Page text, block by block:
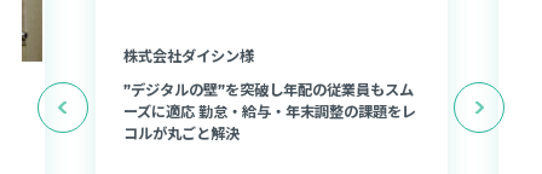
株式会社ダイシン様
”デジタルの壁”を突破し年配の従業員もスム
ーズに適応 勤怠・給与・年末調整の課題をレ
コルが丸ごと解決